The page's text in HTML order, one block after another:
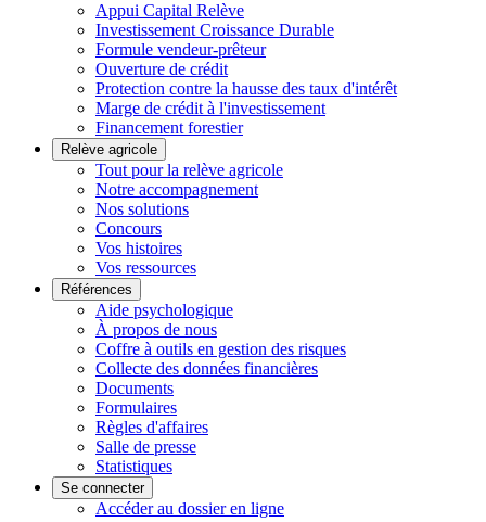
Appui Capital Relève
Investissement Croissance Durable
Formule vendeur-prêteur
Ouverture de crédit
Protection contre la hausse des taux d'intérêt
Marge de crédit à l'investissement
Financement forestier
Relève agricole
Tout pour la relève agricole
Notre accompagnement
Nos solutions
Concours
Vos histoires
Vos ressources
Références
Aide psychologique
À propos de nous
Coffre à outils en gestion des risques
Collecte des données financières
Documents
Formulaires
Règles d'affaires
Salle de presse
Statistiques
Se connecter
Accéder au dossier en ligne